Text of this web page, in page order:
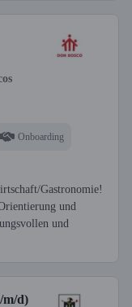
Onboarding
Gastronomie!
und
und
m/d)